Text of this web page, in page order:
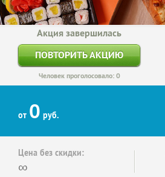
Акция завершилась
ПОВТОРИТЬ АКЦИЮ
Человек проголосовало: 0
от 0 руб.
Цена без скидки:
∞